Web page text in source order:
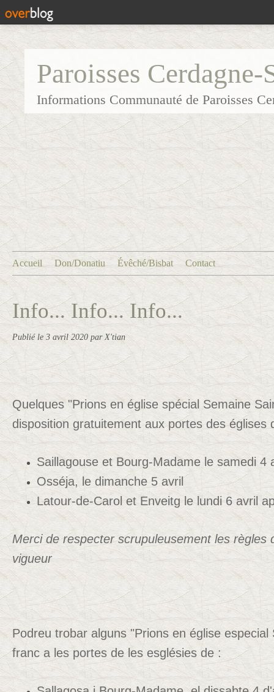
Paroisses
Informations Communauté de Paroisses
Accueil Don/Donatiu Évêché/Bisbat Contact
Info... Info... Info...
Publié le 3 avril 2020 par X'tian
Quelques "Prions en église spécial Semaine
disposition gratuitement aux portes des églises
Saillagouse et Bourg-Madame le samedi 4
Osséja, le dimanche 5 avril
Latour-de-Carol et Enveitg le lundi 6 avril
Merci de respecter scrupuleusement les règles
vigueur
Podreu trobar alguns "Prions en église
franc a les portes de les esglésies de :